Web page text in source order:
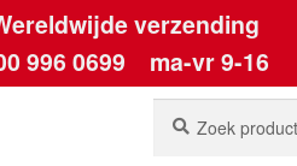
verzending
996 0699 ma-vr 9-16
naar: